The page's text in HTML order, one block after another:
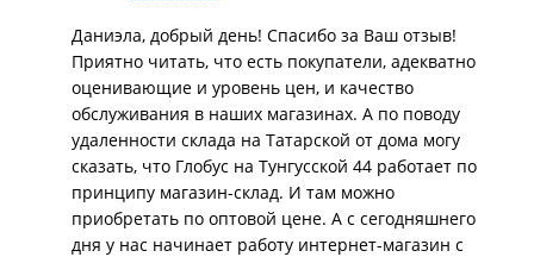
стрижкой. Она шустрая,
клиентоориентированная.Всегда подберёт то что
ищешь. Склад на Татарской только далеко от
дома.Вот и весь минус лично для меня. Успехов и
процветания команде и благодарных покупателей!
Даниэла, добрый день! Спасибо за Ваш отзыв!
Приятно читать, что есть покупатели, адекватно
оценивающие и уровень цен, и качество
обслуживания в наших магазинах. А по поводу
удаленности склада на Татарской от дома могу
сказать, что Глобус на Тунгусской 44 работает по
принципу магазин-склад. И там можно
приобретать по оптовой цене. А с сегодняшнего
дня у нас начинает работу интернет-магазин с